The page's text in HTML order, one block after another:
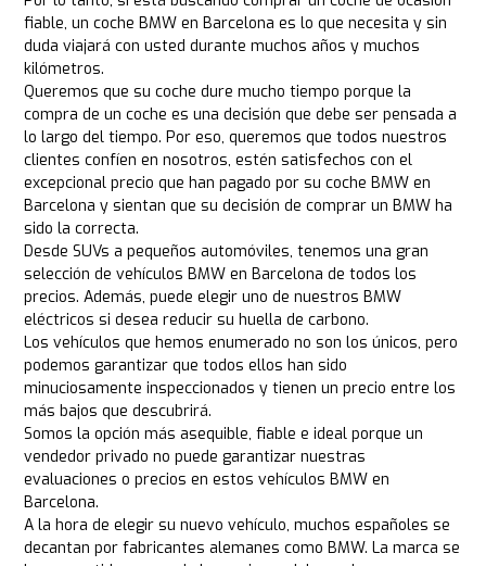
fiable, un coche BMW en Barcelona es lo que necesita y sin
duda viajará con usted durante muchos años y muchos
kilómetros.
Queremos que su coche dure mucho tiempo porque la
compra de un coche es una decisión que debe ser pensada a
lo largo del tiempo. Por eso, queremos que todos nuestros
clientes confíen en nosotros, estén satisfechos con el
excepcional precio que han pagado por su coche BMW en
Barcelona y sientan que su decisión de comprar un BMW ha
sido la correcta.
Desde SUVs a pequeños automóviles, tenemos una gran
selección de vehículos BMW en Barcelona de todos los
precios. Además, puede elegir uno de nuestros BMW
eléctricos si desea reducir su huella de carbono.
Los vehículos que hemos enumerado no son los únicos, pero
podemos garantizar que todos ellos han sido
minuciosamente inspeccionados y tienen un precio entre los
más bajos que descubrirá.
Somos la opción más asequible, fiable e ideal porque un
vendedor privado no puede garantizar nuestras
evaluaciones o precios en estos vehículos BMW en
Barcelona.
A la hora de elegir su nuevo vehículo, muchos españoles se
decantan por fabricantes alemanes como BMW. La marca se